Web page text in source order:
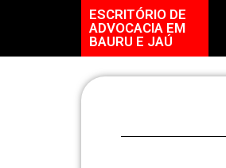
ESCRITÓRIO DE
ADVOCACIA EM
BAURU E JAÚ